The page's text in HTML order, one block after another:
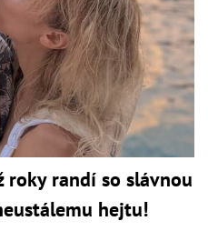
roky randí so slávnou
hejtu!